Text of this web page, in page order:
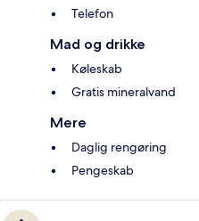
Telefon
Mad og drikke
Køleskab
Gratis mineralvand
Mere
Daglig rengøring
Pengeskab